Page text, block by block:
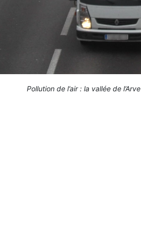
Pollution de l’air : la vallée de